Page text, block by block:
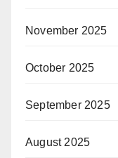
November 2025
October 2025
September 2025
August 2025